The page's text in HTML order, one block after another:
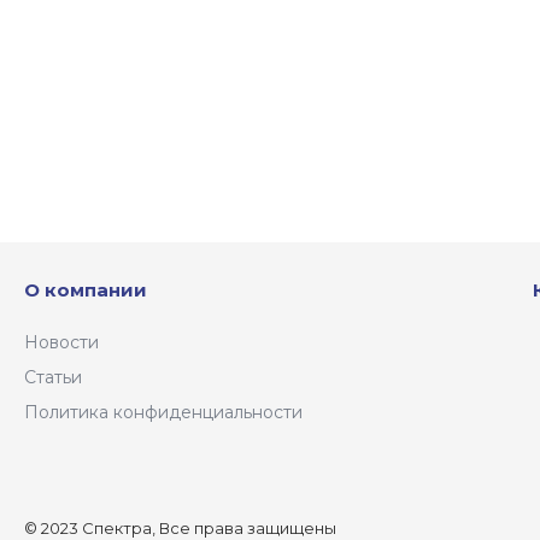
О компании
Новости
Статьи
Политика конфиденциальности
© 2023 Спектра, Все права защищены